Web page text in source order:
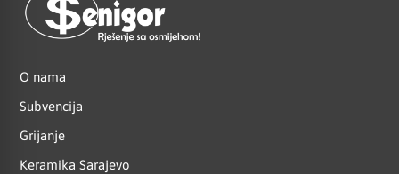
O nama
Subvencija
Grijanje
Keramika Sarajevo